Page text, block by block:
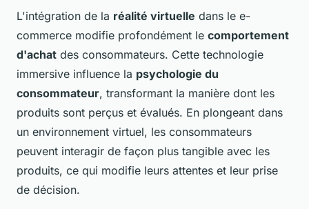
L'intégration de la réalité virtuelle dans le e-
commerce modifie profondément le comportement
d'achat des consommateurs. Cette technologie
immersive influence la psychologie du
consommateur, transformant la manière dont les
produits sont perçus et évalués. En plongeant dans
un environnement virtuel, les consommateurs
peuvent interagir de façon plus tangible avec les
produits, ce qui modifie leurs attentes et leur prise
de décision.